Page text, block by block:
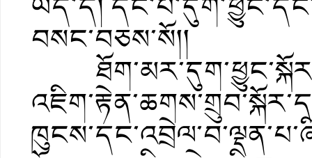
བསང་བཅས་སོ།།